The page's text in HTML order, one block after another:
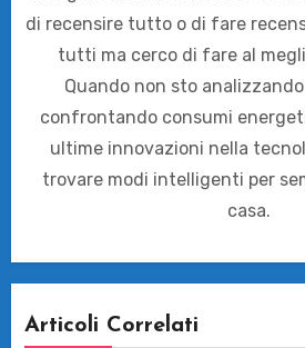
di recensire tutto o di fare
tutti ma cerco di fare al
Quando non sto
confrontando consumi
ultime innovazioni nella
trovare modi intelligenti per
casa.
Articoli Correlati